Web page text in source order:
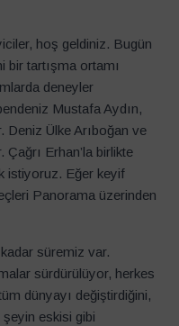
hoş geldiniz. Bugün
bir tartışma ortamı
deneyler
Mustafa Aydın,
Deniz Ülke Arıboğan ve
Erhan’la birlikte
istiyoruz. Eğer keyif
Panorama üzerinden
süremiz var.
sürdürülüyor, herkes
dünyayı değiştirdiğini,
şeyin eskisi gibi